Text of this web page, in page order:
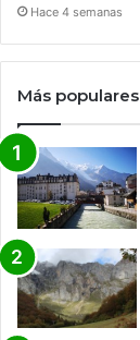
Hace 4 semanas
Más populares